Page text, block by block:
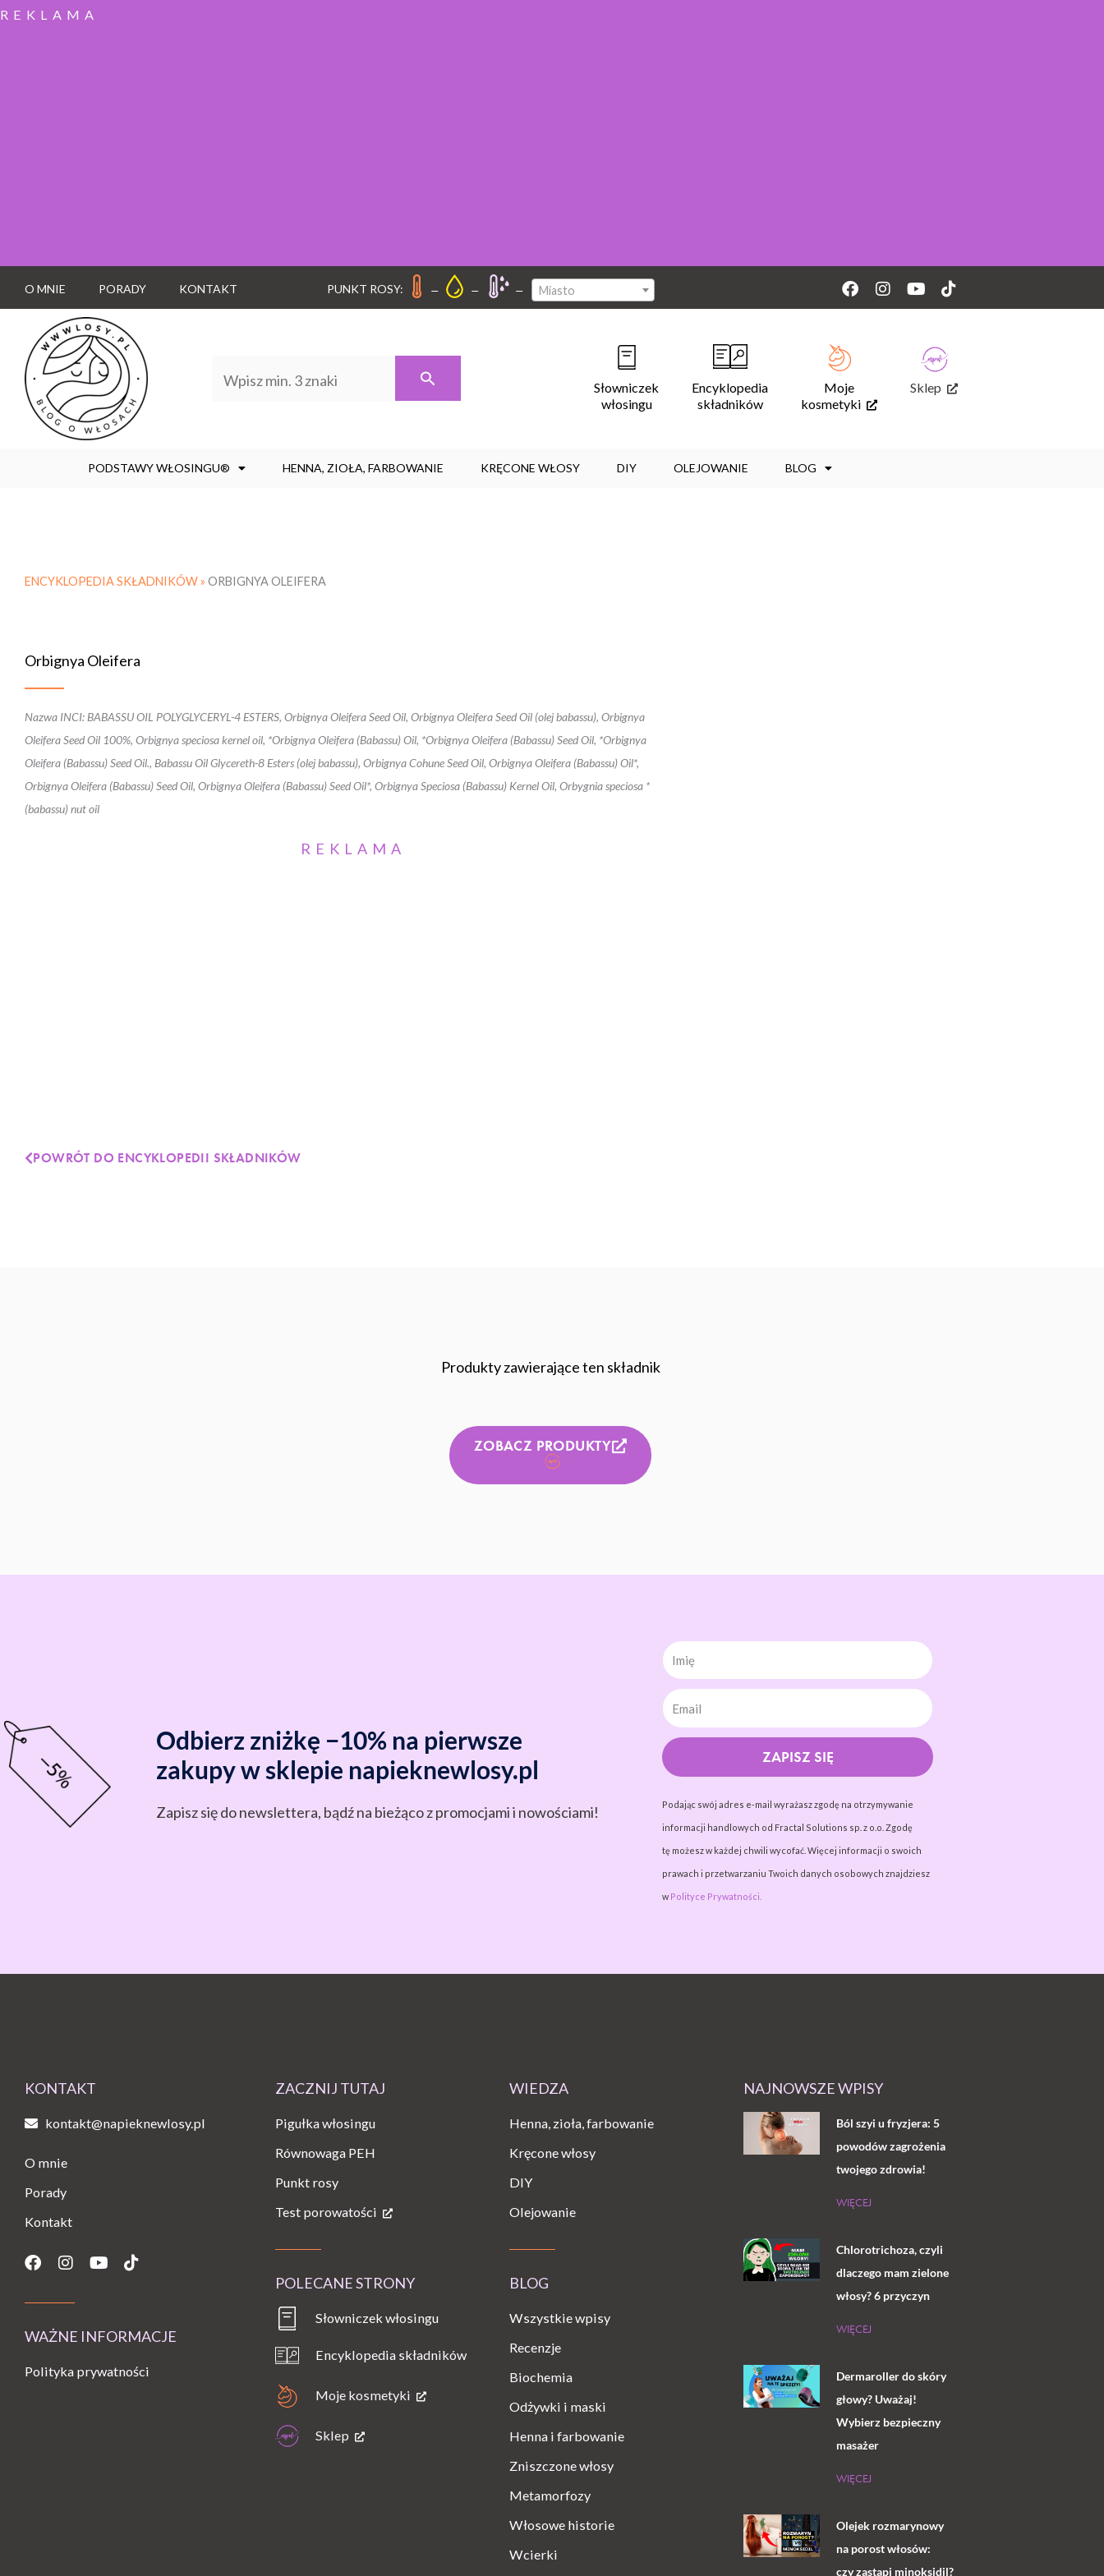
REKLAMA
O MNIE PORADY KONTAKT PUNKT ROSY: – – – Miasto Facebook
Instagram
YoutubeTiktok
Słowniczek
włosingu
Encyklopedia
składników
Moje
kosmetyki
Sklep
PODSTAWY WŁOSINGU® HENNA, ZIOŁA, FARBOWANIE KRĘCONE WŁOSY DIY OLEJOWANIE BLOG
ENCYKLOPEDIA SKŁADNIKÓW » ORBIGNYA OLEIFERA
Orbignya Oleifera
Nazwa INCI: BABASSU OIL POLYGLYCERYL-4 ESTERS, Orbignya Oleifera Seed Oil, Orbignya Oleifera Seed Oil (olej babassu), Orbignya
Oleifera Seed Oil 100%, Orbignya speciosa kernel oil, *Orbignya Oleifera (Babassu) Oil, *Orbignya Oleifera (Babassu) Seed Oil, *Orbignya
Oleifera (Babassu) Seed Oil., Babassu Oil Glycereth-8 Esters (olej babassu), Orbignya Cohune Seed Oil, Orbignya Oleifera (Babassu) Oil*,
Orbignya Oleifera (Babassu) Seed Oil, Orbignya Oleifera (Babassu) Seed Oil*, Orbignya Speciosa (Babassu) Kernel Oil, Orbygnia speciosa *
(babassu) nut oil
REKLAMA
POWRÓT DO ENCYKLOPEDII SKŁADNIKÓW
Produkty zawierające ten składnik
ZOBACZ PRODUKTY
Odbierz zniżkę −10% na pierwsze
zakupy w sklepie napieknewlosy.pl
Zapisz się do newslettera, bądź na bieżąco z promocjami i nowościami!
Imię
ZAPISZ SIĘ
Podając swój adres e-mail wyrażasz zgodę na otrzymywanie
informacji handlowych od Fractal Solutions sp. z o.o. Zgodę
tę możesz w każdej chwili wycofać. Więcej informacji o swoich
prawach i przetwarzaniu Twoich danych osobowych znajdziesz
w Polityce Prywatności.
KONTAKT
kontakt@napieknewlosy.pl
O mnie
Porady
Kontakt
Facebook
Instagram
YoutubeTiktok
WAŻNE INFORMACJE
Polityka prywatności
ZACZNIJ TUTAJ
Pigułka włosingu
Równowaga PEH
Punkt rosy
Test porowatości
POLECANE STRONY
Słowniczek włosingu
Encyklopedia składników
Moje kosmetyki
Sklep
WIEDZA
Henna, zioła, farbowanie
Kręcone włosy
DIY
Olejowanie
BLOG
Wszystkie wpisy
Recenzje
Biochemia
Odżywki i maski
Henna i farbowanie
Zniszczone włosy
Metamorfozy
Włosowe historie
Wcierki
NAJNOWSZE WPISY
Ból szyi u fryzjera: 5
powodów zagrożenia
twojego zdrowia!
WIĘCEJ
Chlorotrichoza, czyli
dlaczego mam zielone
włosy? 6 przyczyn
WIĘCEJ
Dermaroller do skóry
głowy? Uważaj!
Wybierz bezpieczny
masażer
WIĘCEJ
Olejek rozmarynowy
na porost włosów:
czy zastąpi minoksidil?